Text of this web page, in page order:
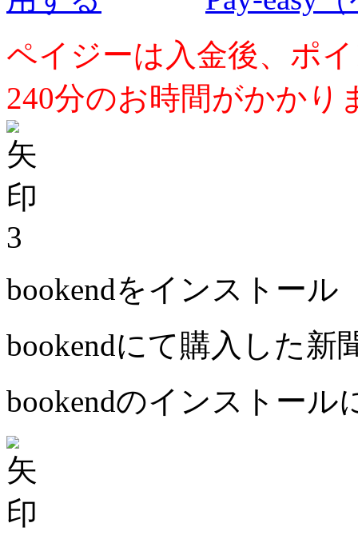
ペイジーは入金後、ポ
240分のお時間がかかり
3
bookendをインストール
bookendにて購入した新
bookendのインストール